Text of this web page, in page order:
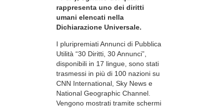
rappresenta uno dei diritti
umani elencati nella
Dichiarazione Universale.
I pluripremiati Annunci di Pubblica
Utilità “30 Diritti, 30 Annunci”,
disponibili in 17 lingue, sono stati
trasmessi in più di 100 nazioni su
CNN International, Sky News e
National Geographic Channel.
Vengono mostrati tramite schermi